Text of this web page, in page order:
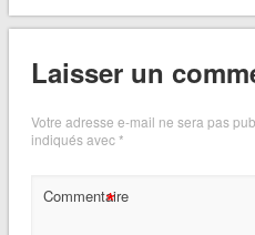
Laisser un
Votre adresse e-mail ne sera pas
indiqués avec*
Commentaire
*